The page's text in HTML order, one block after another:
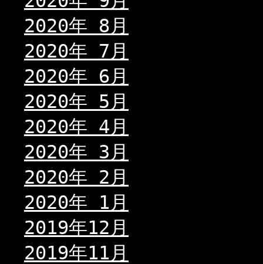
2020年 8月
2020年 7月
2020年 6月
2020年 5月
2020年 4月
2020年 3月
2020年 2月
2020年 1月
2019年12月
2019年11月